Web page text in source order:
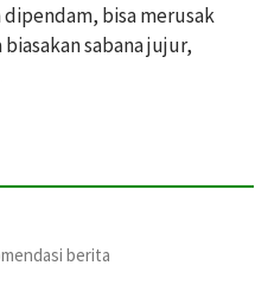
bisa merusak
sabana jujur,
berita